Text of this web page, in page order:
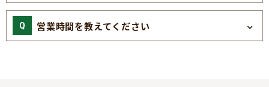
営業時間を教えてください